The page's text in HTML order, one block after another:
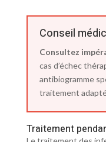
Conseil
Consultez
cas d’échec
antibiogramme
traitement
Traitement